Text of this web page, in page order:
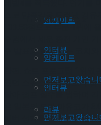
앙케이트
인터뷰
먼저보고왔습
리뷰
Trending Tags
앙케이트
인터뷰
먼저보고왔습
스로 만족감을 드러낸 김
133.58점으로 부문 1위에
수 발표와 함께 그는 코치
였던 스위스의 레안드라
달아 점프 실수를 범하며
은 일본의 오카 마유코가
이번 성과를 발판으로 한